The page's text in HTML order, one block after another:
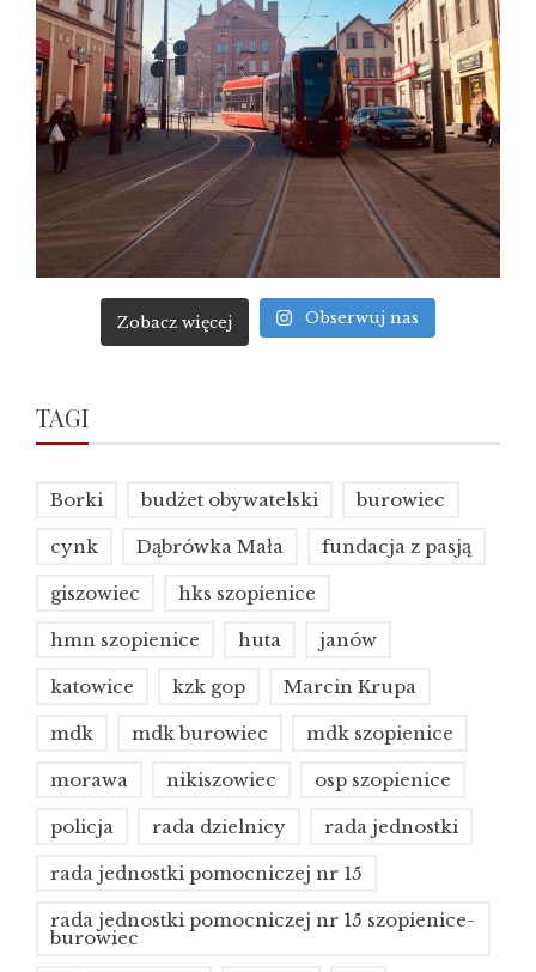
Zobacz więcej Obserwuj nas
TAGI
Borki budżet obywatelski burowiec
cynk Dąbrówka Mała fundacja z pasją
giszowiec hks szopienice
hmn szopienice huta janów
katowice kzk gop Marcin Krupa
mdk mdk burowiec mdk szopienice
morawa nikiszowiec osp szopienice
policja rada dzielnicy rada jednostki
rada jednostki pomocniczej nr 15
rada jednostki pomocniczej nr 15 szopienice-
burowiec